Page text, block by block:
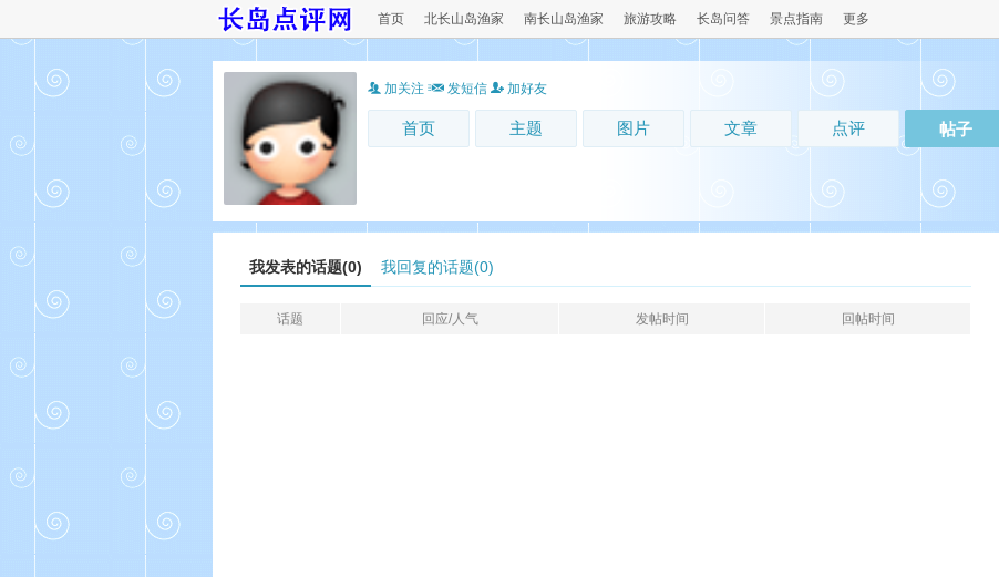
首页 北长山岛渔家 南长山岛渔家 旅游攻略 长岛问答 景点指南 更多
加关注 发短信 加好友
首页 主题 图片 文章 点评 帖子
我发表的话题(0) 我回复的话题(0)
话题 回应/人气 发帖时间 回帖时间